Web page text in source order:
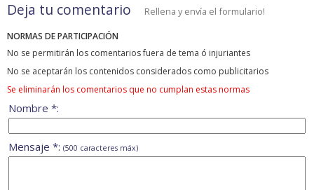
Deja tu comentario Rellena y envía el formulario!
NORMAS DE PARTICIPACIÓN
No se permitirán los comentarios fuera de tema ó injuriantes
No se aceptarán los contenidos considerados como publicitarios
Se eliminarán los comentarios que no cumplan estas normas
Nombre *:
Mensaje *: (500 caracteres máx)